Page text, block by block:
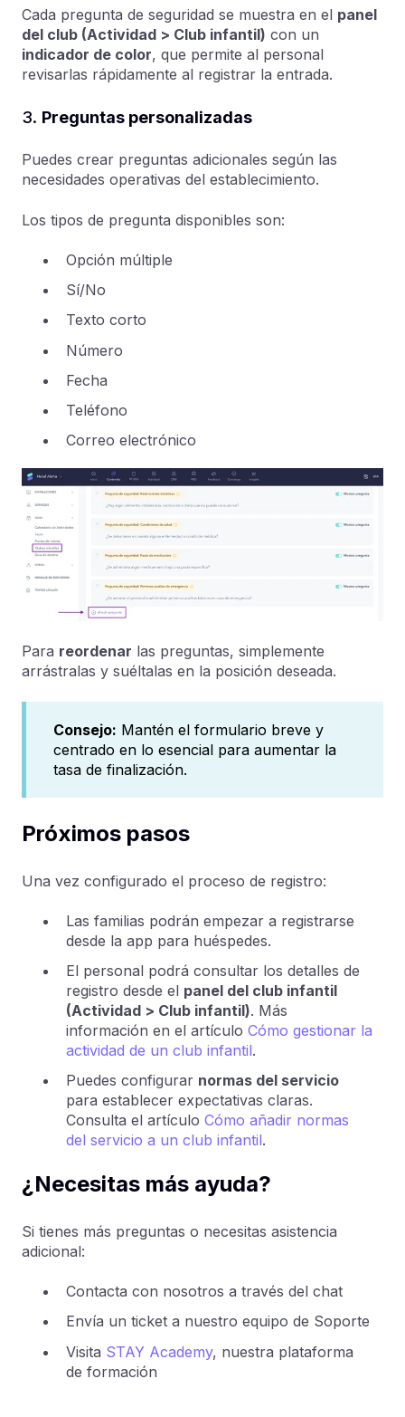
Cada pregunta de seguridad se muestra en el panel
del club (Actividad > Club infantil) con un
indicador de color, que permite al personal
revisarlas rápidamente al registrar la entrada.
3. Preguntas personalizadas
Puedes crear preguntas adicionales según las
necesidades operativas del establecimiento.
Los tipos de pregunta disponibles son:
Opción múltiple
Sí/No
Texto corto
Número
Fecha
Teléfono
Correo electrónico
Para reordenar las preguntas, simplemente
arrástralas y suéltalas en la posición deseada.
Consejo: Mantén el formulario breve y
centrado en lo esencial para aumentar la
tasa de finalización.
Próximos pasos
Una vez configurado el proceso de registro:
Las familias podrán empezar a registrarse
desde la app para huéspedes.
El personal podrá consultar los detalles de
registro desde el panel del club infantil
(Actividad > Club infantil). Más
información en el artículo Cómo gestionar la
actividad de un club infantil.
Puedes configurar normas del servicio
para establecer expectativas claras.
Consulta el artículo Cómo añadir normas
del servicio a un club infantil.
¿Necesitas más ayuda?
Si tienes más preguntas o necesitas asistencia
adicional:
Contacta con nosotros a través del chat
Envía un ticket a nuestro equipo de Soporte
Visita STAY Academy, nuestra plataforma
de formación